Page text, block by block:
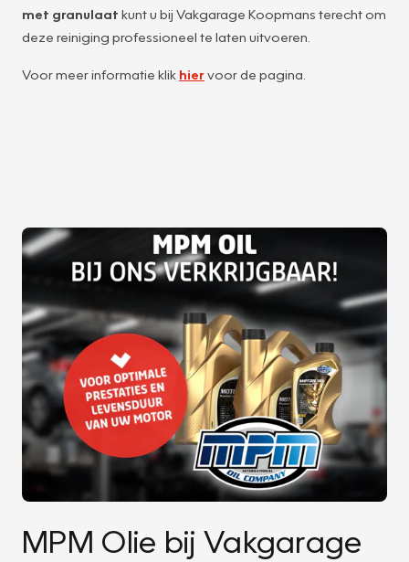
met granulaat kunt u bij Vakgarage Koopmans terecht om
deze reiniging professioneel te laten uitvoeren.
Voor meer informatie klik hiervoor de pagina.
MPM Olie bij Vakgarage